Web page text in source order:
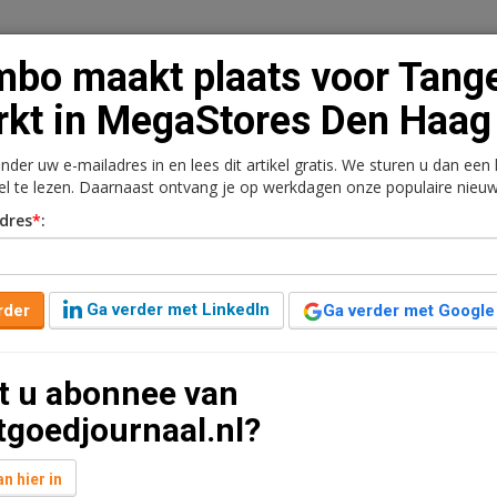
Vacaturebank Contact Abonnementen
Tanger Markt in
2 minuten leestijd
1.700 m2 van MegaStores eigenaar HS Retail
herontwikkelingsplannen van MegaStores die
maakt plaats voor
in MegaStores Den Haag
uw e-mailadres in en lees dit artikel gratis. We sturen u dan een
te lezen. Daarnaast ontvang je op werkdagen onze populaire
*:
Ga verder met LinkedIn Ga verder met Google
u abonnee van
hier in